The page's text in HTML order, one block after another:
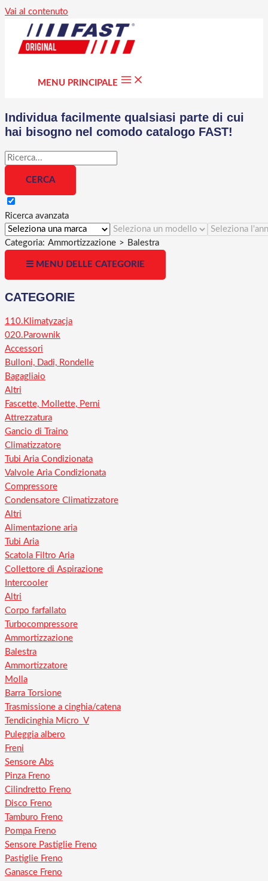
Vai al contenuto
MENU PRINCIPALE
Individua facilmente qualsiasi parte di cui
hai bisogno nel comodo catalogo FAST!
Ricerca avanzata
Categoria: Ammortizzazione > Balestra
☰ MENU DELLE CATEGORIE
CATEGORIE
110.Klimatyzacja
020.Parownik
Accessori
Bulloni, Dadi, Rondelle
Bagagliaio
Altri
Fascette, Mollette, Perni
Attrezzatura
Gancio di Traino
Climatizzatore
Tubi Aria Condizionata
Valvole Aria Condizionata
Compressore
Condensatore Climatizzatore
Altri
Alimentazione aria
Tubi Aria
Scatola Filtro Aria
Collettore di Aspirazione
Intercooler
Altri
Corpo farfallato
Turbocompressore
Ammortizzazione
Balestra
Ammortizzatore
Molla
Barra Torsione
Trasmissione a cinghia/catena
Tendicinghia Micro_V
Puleggia albero
Freni
Sensore Abs
Pinza Freno
Cilindretto Freno
Disco Freno
Tamburo Freno
Pompa Freno
Sensore Pastiglie Freno
Pastiglie Freno
Ganasce Freno